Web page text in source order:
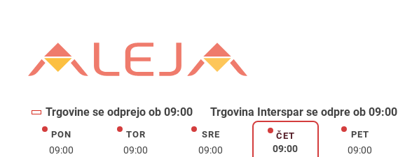
Trgovine se odprejo ob 09:00 Trgovina Interspar se odpre ob 09:00
PONponedeljek
09:00
TORtorek
09:00
SREsreda
09:00
ČETčetrtek
09:00
PETpetek
09:00